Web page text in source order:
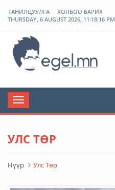
ТАНИЛЦУУЛГА
ХОЛБОО БАРИХ
THURSDAY, 6 AUGUST 2026, 11:18:16 PM
Toggle
navigation
УЛС ТӨР
Нүүр Улс Төр